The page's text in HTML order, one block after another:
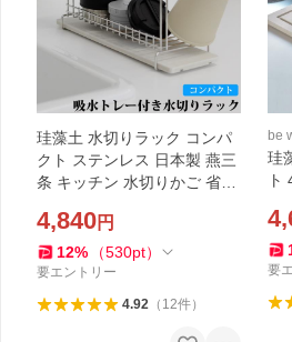
珪藻土 水切りラック コンパ
クト ステンレス 日本製 燕三
条 キッチン 水切りかご 省ス
S グラス ボトル
4,840円
12% （530pt）
要エントリー
4.92（ 12件）
be
珪
ト
水
要